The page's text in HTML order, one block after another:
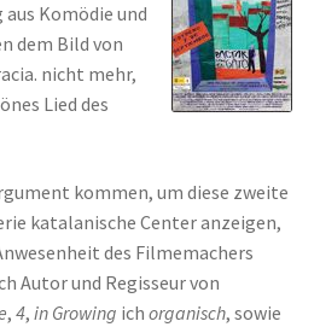
Komödie und
dem Bild von
nicht mehr,
Lied des
kommen, um diese zweite
katalanische Center anzeigen,
des Filmemachers
Autor und Regisseur von
, 4, in Growing ich organisch, sowie